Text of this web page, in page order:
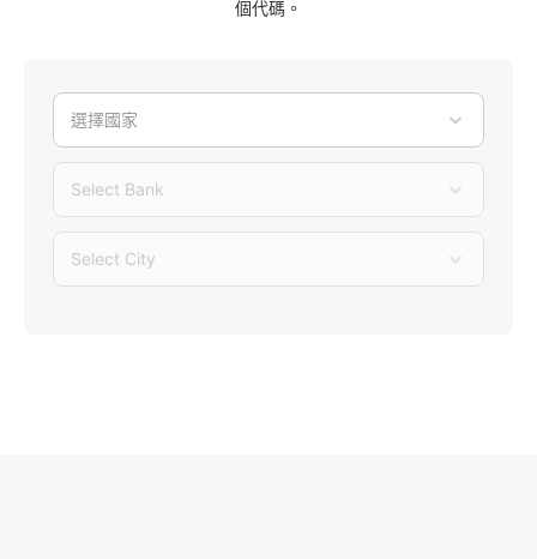
個代碼。
選擇國家
Select Bank
Select City